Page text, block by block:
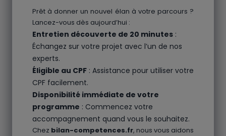
Prêt à donner un nouvel élan à votre parcours ?
Lancez-vous dès aujourd’hui :
Entretien découverte de 20 minutes :
Échangez sur votre projet avec l’un de nos
experts.
Éligible au CPF : Assistance pour utiliser votre
CPF facilement.
Disponibilité immédiate de votre
programme : Commencez votre
accompagnement quand vous le souhaitez.
Chez bilan-competences.fr, nous vous aidons